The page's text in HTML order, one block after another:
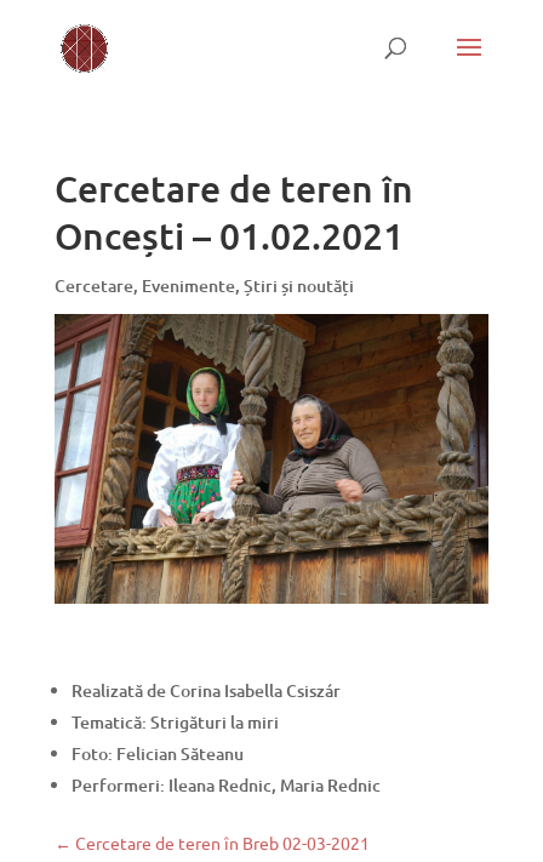
Cercetare de teren în
Oncești – 01.02.2021
Cercetare, Evenimente, Știri și noutăți
Realizată de Corina Isabella Csiszár
Tematică: Strigături la miri
Foto: Felician Săteanu
Performeri: Ileana Rednic, Maria Rednic
← Cercetare de teren în Breb 02-03-2021